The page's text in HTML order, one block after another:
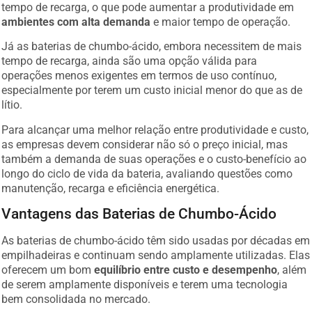
tempo de recarga, o que pode aumentar a produtividade em
ambientes com alta demanda e maior tempo de operação.
Já as baterias de chumbo-ácido, embora necessitem de mais
tempo de recarga, ainda são uma opção válida para
operações menos exigentes em termos de uso contínuo,
especialmente por terem um custo inicial menor do que as de
lítio.
Para alcançar uma melhor relação entre produtividade e custo,
as empresas devem considerar não só o preço inicial, mas
também a demanda de suas operações e o custo-benefício ao
longo do ciclo de vida da bateria, avaliando questões como
manutenção, recarga e eficiência energética.
Vantagens das Baterias de Chumbo-Ácido
As baterias de chumbo-ácido têm sido usadas por décadas em
empilhadeiras e continuam sendo amplamente utilizadas. Elas
oferecem um bomequilíbrio entre custo e desempenho, além
de serem amplamente disponíveis e terem uma tecnologia
bem consolidada no mercado.